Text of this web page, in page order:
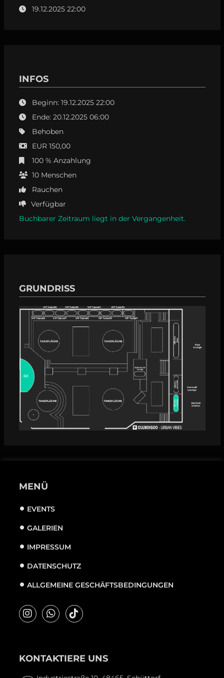
19.12.2025 22:00
INFOS
Beginn: 19.12.2025 22:00
Ende: 20.12.2025 06:00
Behoben
EUR 150,00
100 % Anzahlung
10 Menschen
Rauchen
Verfügbar
Buchbarer Zeitraum liegt in der Vergangenheit.
GRUNDRISS
MENÜ
EVENTS
GALERIEN
IMPRESSUM
DATENSCHUTZ
ALLGEMEINE GESCHÄFTSBEDINGUNGEN
KONTAKTIERE UNS